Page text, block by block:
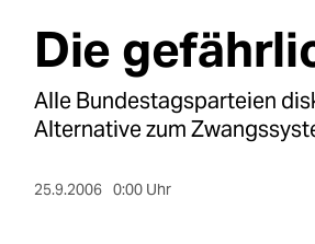
Die
Alle Bundestagsparteien
Alternative zum
25.9.2006 0:00 Uhr